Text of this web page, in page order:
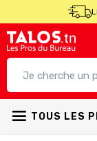
TOUS LES